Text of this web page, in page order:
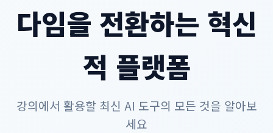
다임을 전환하는 혁신
적 플랫폼
강의에서 활용할 최신 AI 도구의 모든 것을 알아보
세요